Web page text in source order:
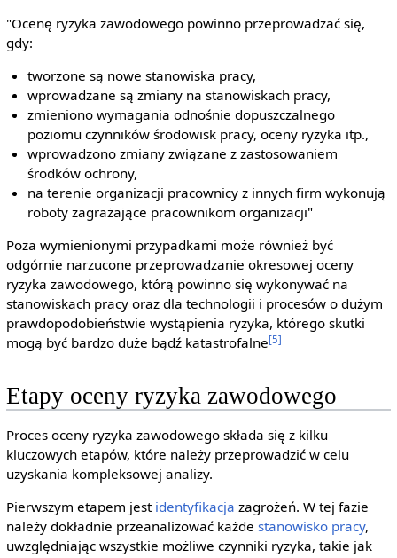
"Ocenę ryzyka zawodowego powinno przeprowadzać się,
gdy:
tworzone są nowe stanowiska pracy,
wprowadzane są zmiany na stanowiskach pracy,
zmieniono wymagania odnośnie dopuszczalnego
poziomu czynników środowisk pracy, oceny ryzyka itp.,
wprowadzono zmiany związane z zastosowaniem
środków ochrony,
na terenie organizacji pracownicy z innych firm wykonują
roboty zagrażające pracownikom organizacji"
Poza wymienionymi przypadkami może również być
odgórnie narzucone przeprowadzanie okresowej oceny
ryzyka zawodowego, którą powinno się wykonywać na
stanowiskach pracy oraz dla technologii i procesów o dużym
prawdopodobieństwie wystąpienia ryzyka, którego skutki
mogą być bardzo duże bądź katastrofalne[5]
Etapy oceny ryzyka zawodowego
Proces oceny ryzyka zawodowego składa się z kilku
kluczowych etapów, które należy przeprowadzić w celu
uzyskania kompleksowej analizy.
Pierwszym etapem jest identyfikacja zagrożeń. W tej fazie
należy dokładnie przeanalizować każde stanowisko pracy,
uwzględniając wszystkie możliwe czynniki ryzyka, takie jak